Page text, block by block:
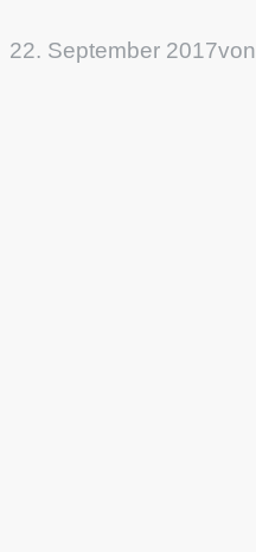
22. September 2017von